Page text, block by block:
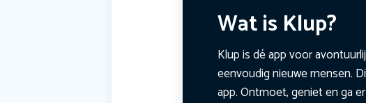
Wat is Klup?
Klup is dé app voor
eenvoudig nieuwe mensen.
app. Ontmoet, geniet en ga